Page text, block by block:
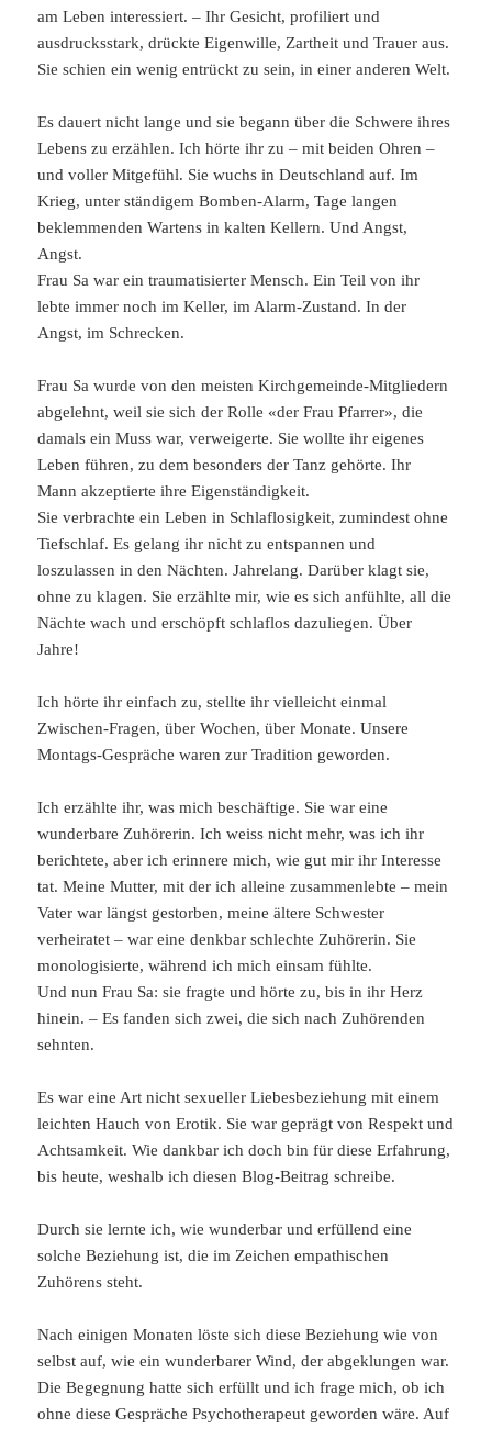
am Leben interessiert. – Ihr Gesicht, profiliert und
ausdrucksstark, drückte Eigenwille, Zartheit und Trauer aus.
Sie schien ein wenig entrückt zu sein, in einer anderen Welt.
Es dauert nicht lange und sie begann über die Schwere ihres
Lebens zu erzählen. Ich hörte ihr zu – mit beiden Ohren –
und voller Mitgefühl. Sie wuchs in Deutschland auf. Im
Krieg, unter ständigem Bomben-Alarm, Tage langen
beklemmenden Wartens in kalten Kellern. Und Angst,
Angst.
Frau Sa war ein traumatisierter Mensch. Ein Teil von ihr
lebte immer noch im Keller, im Alarm-Zustand. In der
Angst, im Schrecken.
Frau Sa wurde von den meisten Kirchgemeinde-Mitgliedern
abgelehnt, weil sie sich der Rolle «der Frau Pfarrer», die
damals ein Muss war, verweigerte. Sie wollte ihr eigenes
Leben führen, zu dem besonders der Tanz gehörte. Ihr
Mann akzeptierte ihre Eigenständigkeit.
Sie verbrachte ein Leben in Schlaflosigkeit, zumindest ohne
Tiefschlaf. Es gelang ihr nicht zu entspannen und
loszulassen in den Nächten. Jahrelang. Darüber klagt sie,
ohne zu klagen. Sie erzählte mir, wie es sich anfühlte, all die
Nächte wach und erschöpft schlaflos dazuliegen. Über
Jahre!
Ich hörte ihr einfach zu, stellte ihr vielleicht einmal
Zwischen-Fragen, über Wochen, über Monate. Unsere
Montags-Gespräche waren zur Tradition geworden.
Ich erzählte ihr, was mich beschäftige. Sie war eine
wunderbare Zuhörerin. Ich weiss nicht mehr, was ich ihr
berichtete, aber ich erinnere mich, wie gut mir ihr Interesse
tat. Meine Mutter, mit der ich alleine zusammenlebte – mein
Vater war längst gestorben, meine ältere Schwester
verheiratet – war eine denkbar schlechte Zuhörerin. Sie
monologisierte, während ich mich einsam fühlte.
Und nun Frau Sa: sie fragte und hörte zu, bis in ihr Herz
hinein. – Es fanden sich zwei, die sich nach Zuhörenden
sehnten.
Es war eine Art nicht sexueller Liebesbeziehung mit einem
leichten Hauch von Erotik. Sie war geprägt von Respekt und
Achtsamkeit. Wie dankbar ich doch bin für diese Erfahrung,
bis heute, weshalb ich diesen Blog-Beitrag schreibe.
Durch sie lernte ich, wie wunderbar und erfüllend eine
solche Beziehung ist, die im Zeichen empathischen
Zuhörens steht.
Nach einigen Monaten löste sich diese Beziehung wie von
selbst auf, wie ein wunderbarer Wind, der abgeklungen war.
Die Begegnung hatte sich erfüllt und ich frage mich, ob ich
ohne diese Gespräche Psychotherapeut geworden wäre. Auf